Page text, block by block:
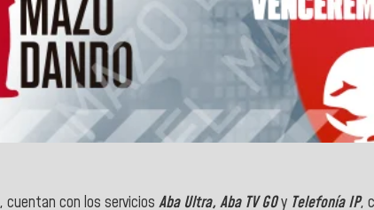
, cuentan con los servicios Aba Ultra, Aba TV GOy Telefonía IP,